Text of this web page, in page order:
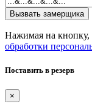
Нажимая на кнопку,
обработки
Поставить в резерв
×